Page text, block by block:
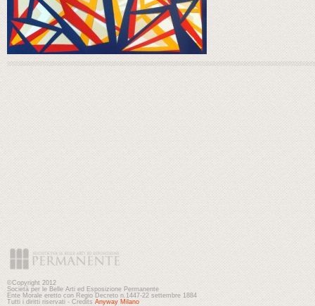
©Copyright 2012
Società per le Belle Arti ed Esposizione Permanente
Ente Morale eretto con Regio Decreto n.1447-22 settembre 1884
Tutti i diritti riservati - Credits Anyway Milano